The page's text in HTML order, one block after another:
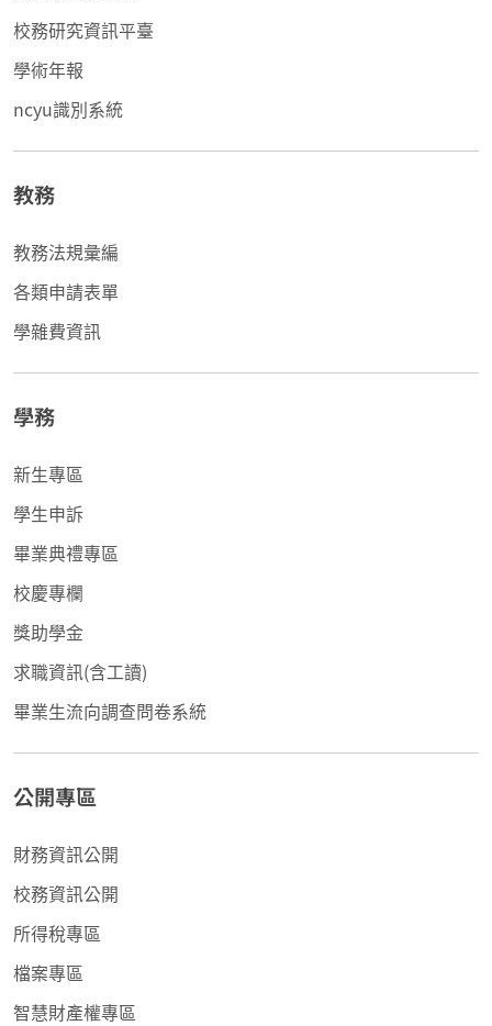
校務研究資訊平臺
學術年報
ncyu識別系統
教務
教務法規彙編
各類申請表單
學雜費資訊
學務
新生專區
學生申訴
畢業典禮專區
校慶專欄
獎助學金
求職資訊(含工讀)
畢業生流向調查問卷系統
公開專區
財務資訊公開
校務資訊公開
所得稅專區
檔案專區
智慧財產權專區